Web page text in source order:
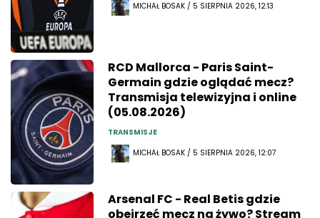
MICHAŁ BOSAK / 5 SIERPNIA 2026, 12:13
RCD Mallorca - Paris Saint-
Germain gdzie oglądać mecz?
Transmisja telewizyjna i online
(05.08.2026)
TRANSMISJE
MICHAŁ BOSAK / 5 SIERPNIA 2026, 12:07
Arsenal FC - Real Betis gdzie
obejrzeć mecz na żywo? Stream